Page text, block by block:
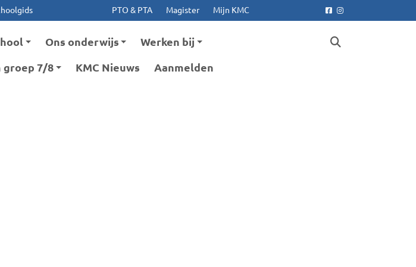
Ga naar hoofdinhoud
Ga naar footer PTO & PTA Magister Mijn KMC Facebook
Instagram
Ons onderwijs Werken bij
groep 7/8 KMC Nieuws Aanmelden